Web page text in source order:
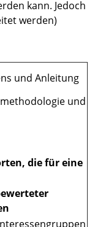
kann. Jedoch
werden)
und Anleitung
und
die für eine